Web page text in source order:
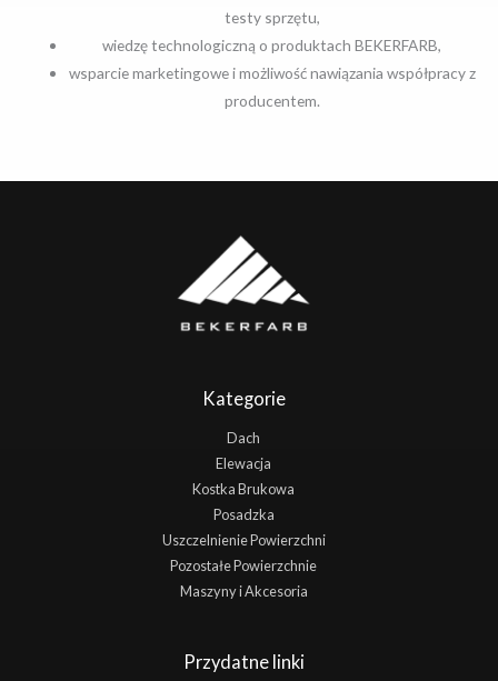
testy sprzętu,
wiedzę technologiczną o produktach BEKERFARB,
wsparcie marketingowe i możliwość nawiązania współpracy z
producentem.
Kategorie
Dach
Elewacja
Kostka Brukowa
Posadzka
Uszczelnienie Powierzchni
Pozostałe Powierzchnie
Maszyny i Akcesoria
Przydatne linki